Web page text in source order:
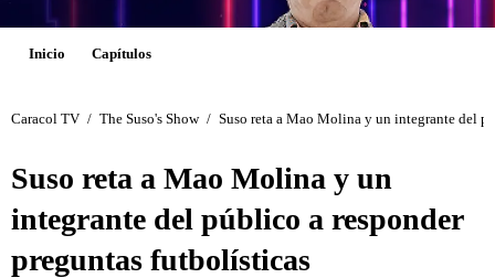
Inicio Capítulos
Caracol TV / The Suso's Show / Suso reta a Mao Molina y un integrante del
Suso reta a Mao Molina y un
integrante del público a responder
preguntas futbolísticas